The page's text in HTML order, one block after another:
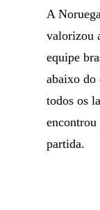
A
valorizou
equipe
abaixo do
todos os
encontrou
partida.